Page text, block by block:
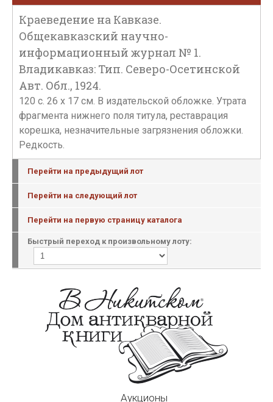
Краеведение на Кавказе.
Общекавказский научно-
информационный журнал № 1.
Владикавказ: Тип. Северо-Осетинской
Авт. Обл., 1924.
120 с. 26 х 17 см. В издательской обложке. Утрата
фрагмента нижнего поля титула, реставрация
корешка, незначительные загрязнения обложки.
Редкость.
Перейти на предыдущий лот
Перейти на следующий лот
Перейти на первую страницу каталога
Быстрый переход к произвольному лоту:
Аукционы